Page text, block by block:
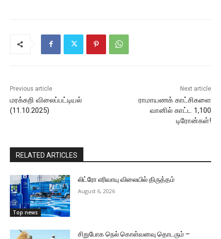
Previous article
மரக்கறி விலைப்பட்டியல்
(11.10.2025)
Next article
ராமாயணக் காட்சிகளை
வானில் காட்ட 1,100
டிரோன்கள்!
RELATED ARTICLES
Top news
லிட்ரோ எரிவாயு விலையில் திருத்தம்
August 6, 2026
சிறுபோக நெல் கொள்வனவு தொடரும் –